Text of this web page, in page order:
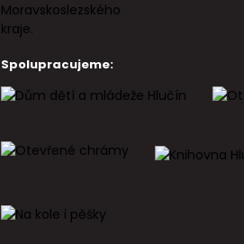
Spolupracujeme: